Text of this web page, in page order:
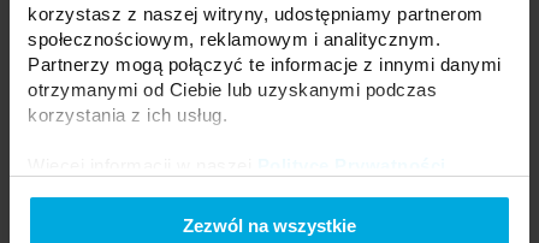
korzystasz z naszej witryny, udostępniamy partnerom
społecznościowym, reklamowym i analitycznym.
Partnerzy mogą połączyć te informacje z innymi danymi
otrzymanymi od Ciebie lub uzyskanymi podczas
korzystania z ich usług.
Zezwól na wszystkie